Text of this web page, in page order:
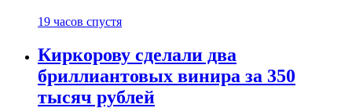
19 часов спустя
Киркорову сделали два
бриллиантовых винира за 350
тысяч рублей